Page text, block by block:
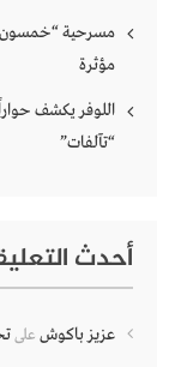
مسرحية “خمسون
مؤثرة
اللوفر يكشف
“تآلفات”
أحدث
عزيز باكوش على